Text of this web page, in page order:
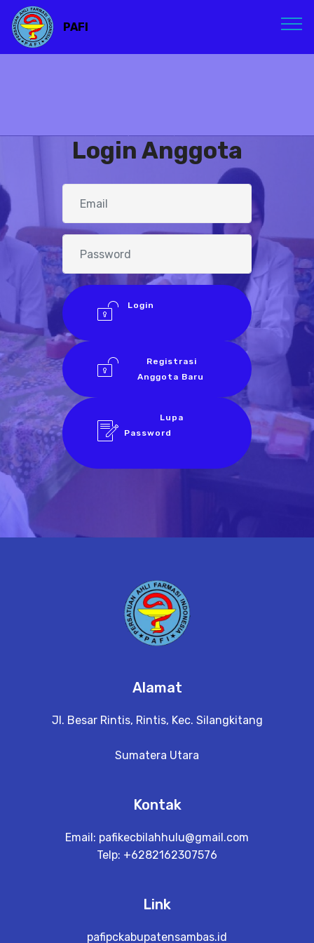
PAFI
Login Anggota
Login
Registrasi
Anggota Baru
Lupa
Password
Alamat
Jl. Besar Rintis, Rintis, Kec. Silangkitang
Sumatera Utara
Kontak
Email: pafikecbilahhulu@gmail.com
Telp: +6282162307576
Link
pafipckabupatensambas.id